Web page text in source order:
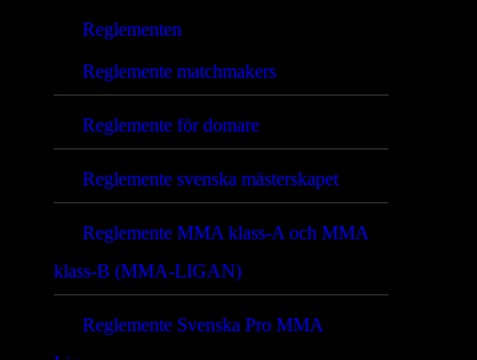
Reglementen
Reglemente matchmakers
Reglemente för domare
Reglemente svenska mästerskapet
Reglemente MMA klass-A och MMA
klass-B (MMA-LIGAN)
Reglemente Svenska Pro MMA